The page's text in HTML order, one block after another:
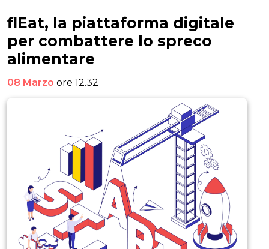
flEat, la piattaforma digitale
per combattere lo spreco
alimentare
08 Marzo ore 12.32